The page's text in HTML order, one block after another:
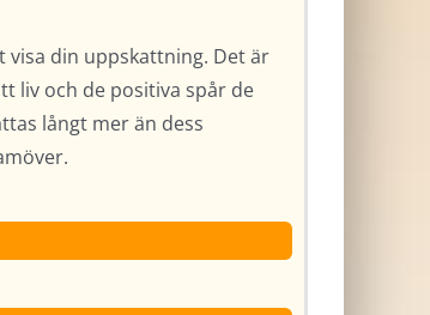
din uppskattning. Det är
liv och de positiva spår de
långt mer än dess